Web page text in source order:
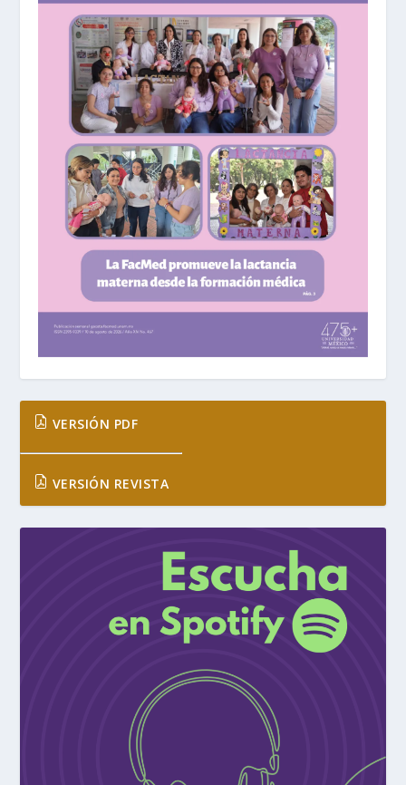
VERSIÓN PDF
VERSIÓN REVISTA